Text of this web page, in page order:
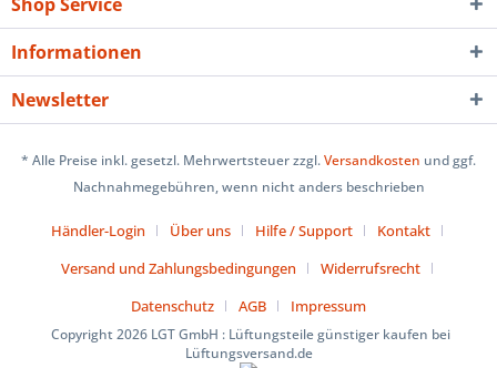
Informationen
Newsletter
* Alle Preise inkl. gesetzl. Mehrwertsteuer zzgl.Versandkosten und ggf.
Nachnahmegebühren, wenn nicht anders beschrieben
Händler-Login Über uns Hilfe / Support
Kontakt
Versand und Zahlungsbedingungen
Widerrufsrecht
Datenschutz
AGB Impressum
Copyright 2026 LGT GmbH : Lüftungsteile günstiger kaufen bei
Lüftungsversand.de